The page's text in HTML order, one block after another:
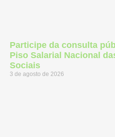
Participe da consulta
Piso Salarial Nacional
Sociais
3 de agosto de 2026